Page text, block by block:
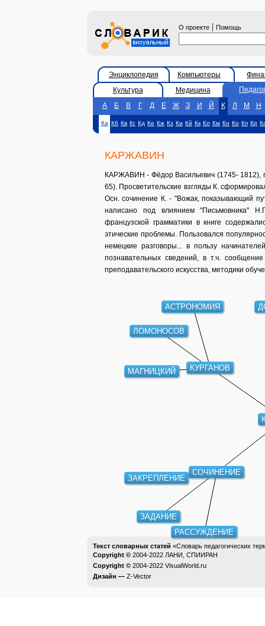
О проекте | Помощь
Энциклопедия Компьютеры
Культура
Медицина
А
Б В Г Д Е Ж З И Й К Л М Н
Ка Кб Кв Кг Кд Ке Кж Кз Ки Кй Кк Кл Км Кн Ко Кп Кр
КАРЖАВИН
КАРЖАВИН - Фёдор Васильевич (1745- 1812),
65). Просветительские взгляды К.
Осн. сочинение К. - "Вожак, показывающий
написано под влиянием "Письмовника"
французской грамматики в книге
этические проблемы. Пользовался
немецкие разговоры... в пользу
познавательных сведений, в т.ч.
преподавательского искусства, методики
КУРГАНОВ
СОЧИНЕНИЕ
МАГНИЦКИЙ
ЛОМОНОСОВ
АСТРОНОМИЯ
РАССУЖДЕНИЕ
ЗАКРЕПЛЕНИЕ
ЗАДАНИЕ
Текст словарных статей «Словарь педагогических
Copyright © 2004-2022 ЛАНИ, СПИИРАН
Copyright © 2004-2022 VisualWorld.ru
Дизайн — Z-Vector